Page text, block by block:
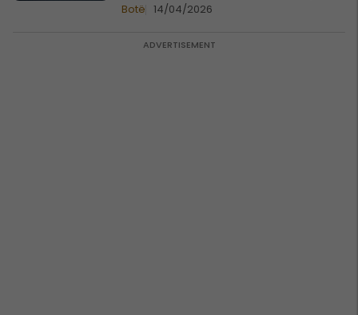
ndërsa lufta me Iranin mbyt tregjet
Botë 14/04/2026